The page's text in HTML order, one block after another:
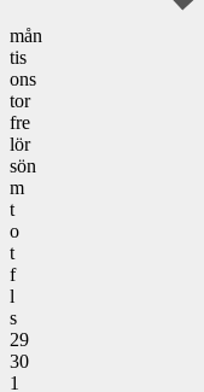
mån
tis
ons
tor
fre
lör
sön
m
t
o
t
f
l
s
29
30
1